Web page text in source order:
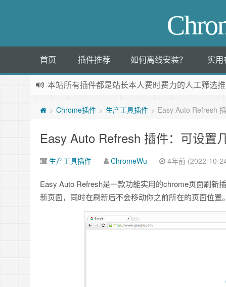
首页 插件推荐 如何离线安装？ 实
本站所有插件都是站长本人费时费力的人工筛选
> Chrome插件 > 生产工具插件 > Easy Auto Refresh
Easy Auto Refresh 插件：可设置
生产工具插件 ChromeWu 4年前 (2022-10-
Easy Auto Refresh是一款功能实用的chrome页面刷新
新页面，同时在刷新后不会移动你之前所在的页面位置